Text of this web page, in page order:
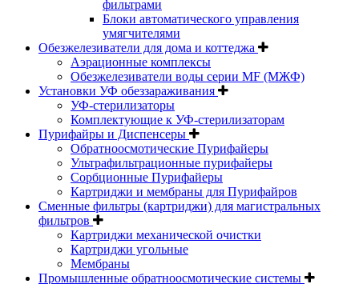
фильтрами
Блоки автоматического управления
умягчителями
Обезжелезиватели для дома и коттеджа
Аэрационные комплексы
Обезжелезиватели воды серии MF (МЖФ)
Установки УФ обеззараживания
УФ-стерилизаторы
Комплектующие к УФ-стерилизаторам
Пурифайры и Диспенсеры
Обратноосмотические Пурифайеры
Ультрафильтрационные пурифайеры
Сорбционные Пурифайеры
Картриджи и мембраны для Пурифайров
Сменные фильтры (картриджи) для магистральных
фильтров
Картриджи механической очистки
Картриджи угольные
Мембраны
Промышленные обратноосмотические системы